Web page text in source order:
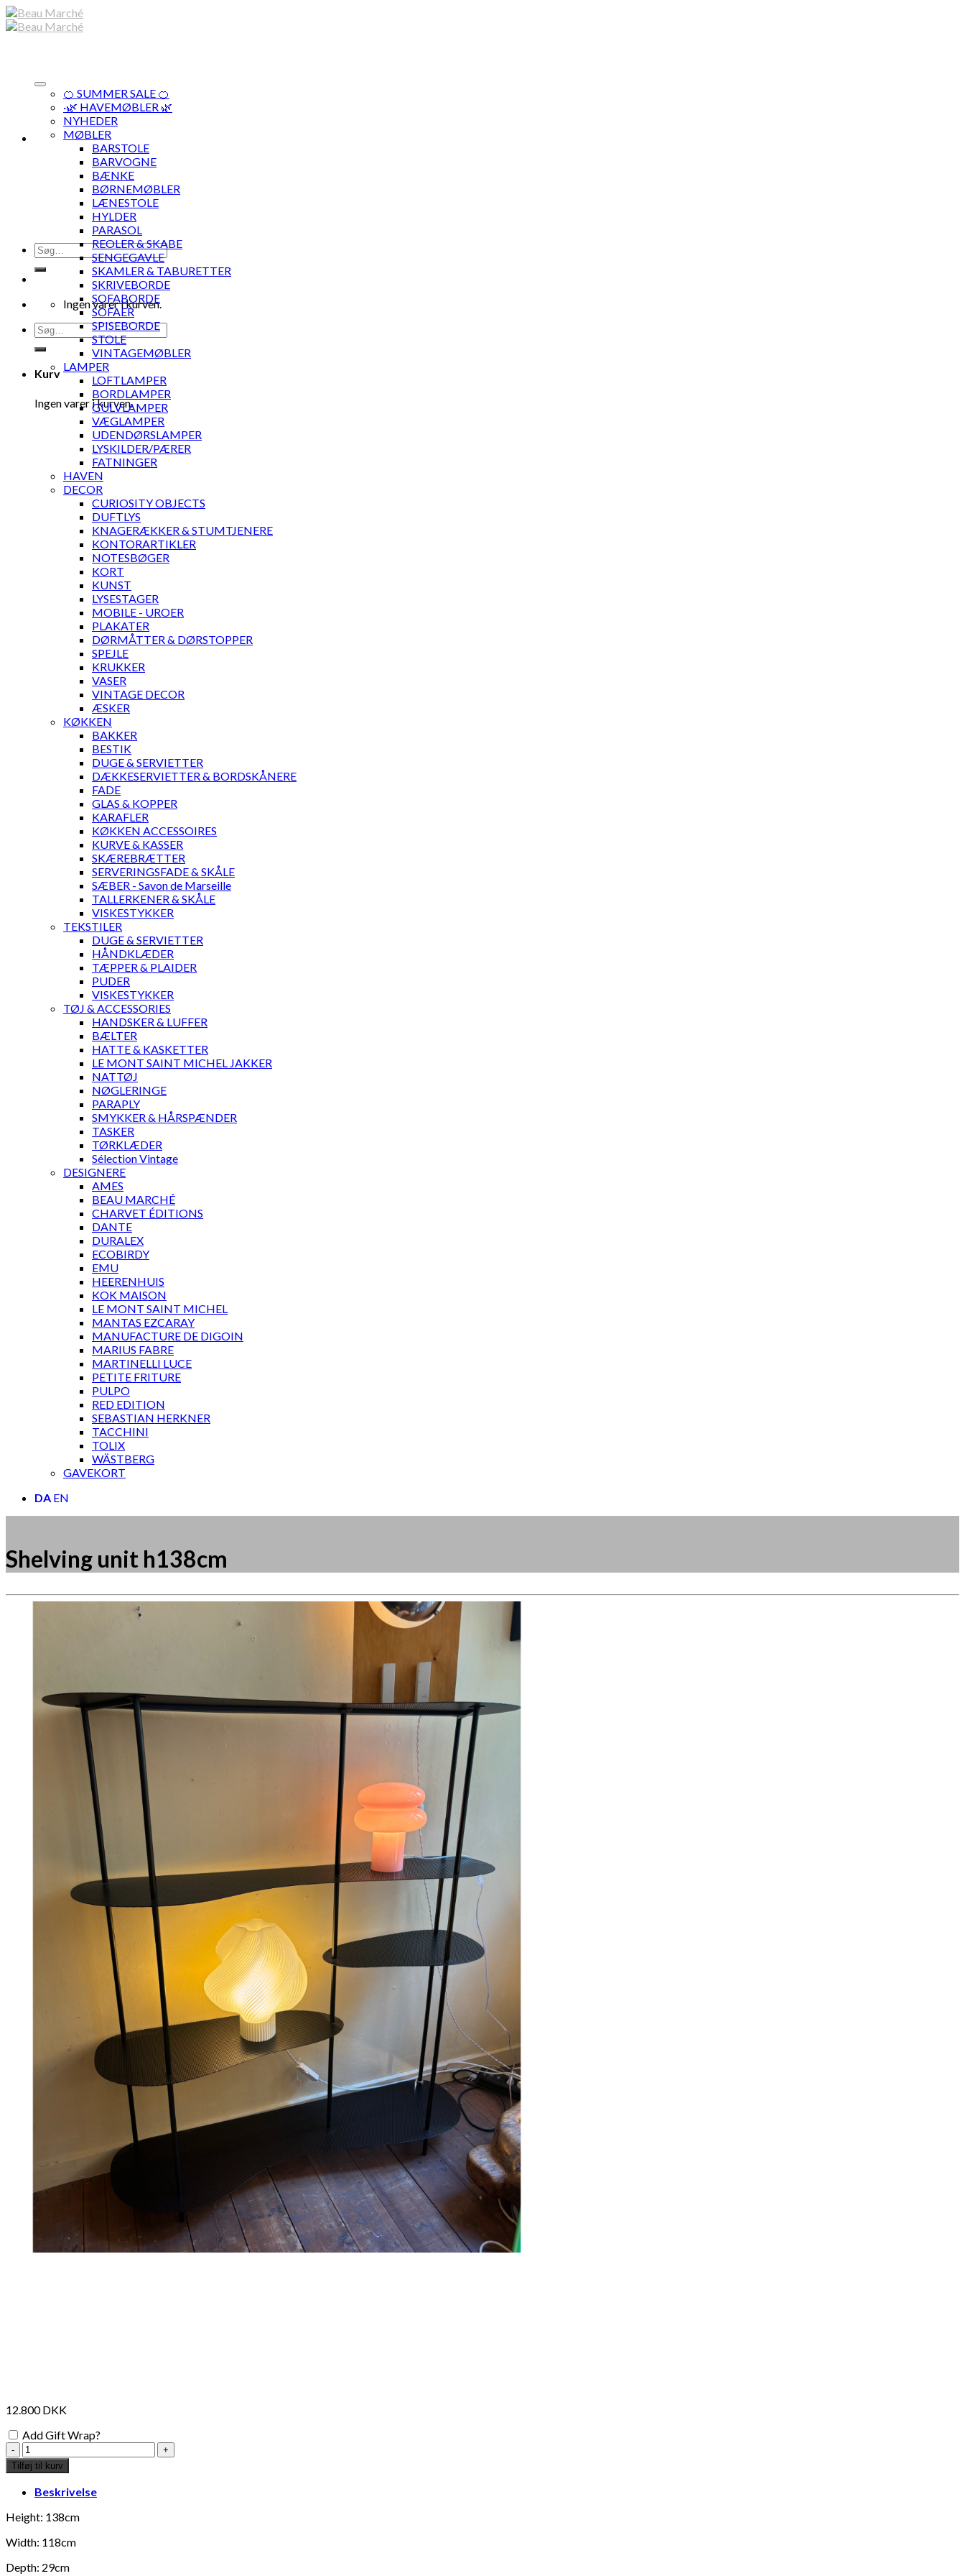
Skip
to
Søg
efter:
Ingen varer i kurven.
Søg
efter:
Kurv
Ingen varer i kurven.
🍊 SUMMER SALE 🍊
·🌿 HAVEMØBLER 🌿
NYHEDER
MØBLER
BARSTOLE
BARVOGNE
BÆNKE
BØRNEMØBLER
LÆNESTOLE
HYLDER
PARASOL
REOLER & SKABE
SENGEGAVLE
SKAMLER & TABURETTER
SKRIVEBORDE
SOFABORDE
SOFAER
SPISEBORDE
STOLE
VINTAGEMØBLER
LAMPER
LOFTLAMPER
BORDLAMPER
GULVLAMPER
VÆGLAMPER
UDENDØRSLAMPER
LYSKILDER/PÆRER
FATNINGER
HAVEN
DECOR
CURIOSITY OBJECTS
DUFTLYS
KNAGERÆKKER & STUMTJENERE
KONTORARTIKLER
NOTESBØGER
KORT
KUNST
LYSESTAGER
MOBILE - UROER
PLAKATER
DØRMÅTTER & DØRSTOPPER
SPEJLE
KRUKKER
VASER
VINTAGE DECOR
ÆSKER
KØKKEN
BAKKER
BESTIK
DUGE & SERVIETTER
DÆKKESERVIETTER & BORDSKÅNERE
FADE
GLAS & KOPPER
KARAFLER
KØKKEN ACCESSOIRES
KURVE & KASSER
SKÆREBRÆTTER
SERVERINGSFADE & SKÅLE
SÆBER - Savon de Marseille
TALLERKENER & SKÅLE
VISKESTYKKER
TEKSTILER
DUGE & SERVIETTER
HÅNDKLÆDER
TÆPPER & PLAIDER
PUDER
VISKESTYKKER
TØJ & ACCESSORIES
HANDSKER & LUFFER
BÆLTER
HATTE & KASKETTER
LE MONT SAINT MICHEL JAKKER
NATTØJ
NØGLERINGE
PARAPLY
SMYKKER & HÅRSPÆNDER
TASKER
TØRKLÆDER
Sélection Vintage
DESIGNERE
AMES
BEAU MARCHÉ
CHARVET ÉDITIONS
DANTE
DURALEX
ECOBIRDY
EMU
HEERENHUIS
KOK MAISON
LE MONT SAINT MICHEL
MANTAS EZCARAY
MANUFACTURE DE DIGOIN
MARIUS FABRE
MARTINELLI LUCE
PETITE FRITURE
PULPO
RED EDITION
SEBASTIAN HERKNER
TACCHINI
TOLIX
WÄSTBERG
GAVEKORT
DA EN
Shelving unit h138cm
Måske kunne nogle af disse produkter have din interesse?
"Choucroute" Plakat - Peter Kjær-Andersen 70x100 cm
Tilføj til kurv
Se kurv
12.800DKK
Add Gift Wrap?
Shelving
unit
h138cm
antal
Tilføj til kurv
Beskrivelse
Height: 138cm
Width: 118cm
Depth: 29cm